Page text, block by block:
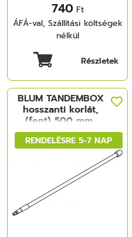
740 Ft
ÁFÁ-val, Szállítási költségek
nélkül
Részletek
RENDELÉSRE 5-7 NAP
BLUM TANDEMBOX
hosszanti korlát,
(fent) 500 mm,
TANDEMBOX plus